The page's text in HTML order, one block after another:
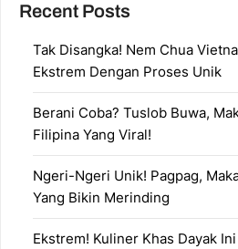
Recent Posts
Tak Disangka! Nem Chua
Ekstrem Dengan Proses Unik
Berani Coba? Tuslob Buwa,
Filipina Yang Viral!
Ngeri-Ngeri Unik! Pagpag,
Yang Bikin Merinding
Ekstrem! Kuliner Khas Dayak